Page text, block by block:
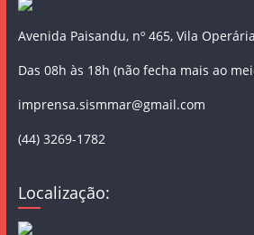
Avenida Paisandu, nº 465, Vila
Das 08h às 18h (não fecha mais ao
imprensa.sismmar@gmail.com
(44) 3269-1782
Localização: